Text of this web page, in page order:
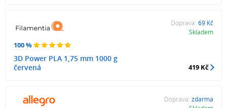
100 %
3D Power PLA 1,75 mm 1000 g
červená
Doprava: 69 Kč
Skladem
419 Kč
Doprava: zdarma